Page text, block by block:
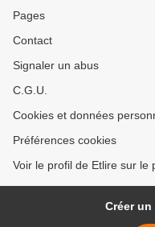
Pages
Contact
Signaler un abus
C.G.U.
Cookies et données
Préférences cookies
Voir le profil de Etlire sur le
Créer